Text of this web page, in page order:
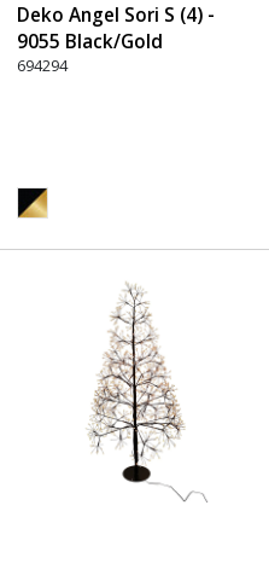
Deko Angel Sori S (4) -
9055 Black/Gold
694294